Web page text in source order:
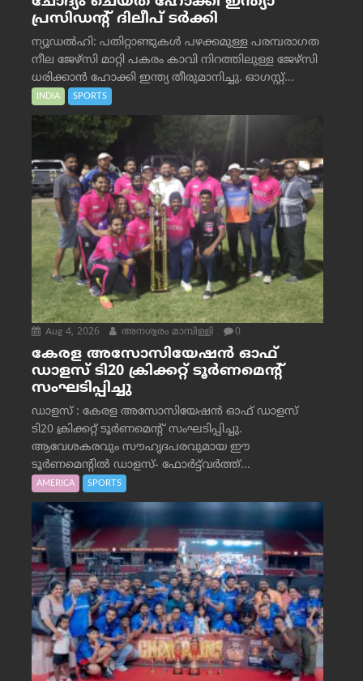
പ്രസിഡന്റ് ദിലീപ് ടര്‍ക്കി
ന്യൂഡൽഹി: പതിറ്റാണ്ടുകൾ പഴക്കമുള്ള പരമ്പരാഗത
നീല ജേഴ്‌സി മാറ്റി പകരം കാവി നിറത്തിലുള്ള ജേഴ്‌സി
ധരിക്കാൻ ഹോക്കി ഇന്ത്യ തീരുമാനിച്ചു. ഓഗസ്റ്റ്...
INDIA SPORTS
Aug 4, 2026 അനശ്വരം മാമ്പിള്ളി 0
കേരള അസോസിയേഷൻ ഓഫ്
ഡാളസ് ടി20 ക്രിക്കറ്റ് ടൂർണമെന്റ്
സംഘടിപ്പിച്ചു
ഡാളസ് : കേരള അസോസിയേഷൻ ഓഫ് ഡാളസ്
ടി20 ക്രിക്കറ്റ് ടൂർണമെന്റ് സംഘടിപ്പിച്ചു.
ആവേശകരവും സൗഹൃദപരവുമായ ഈ
ടൂർണമെന്റിൽ ഡാളസ്- ഫോർട്ട്‌വര്‍ത്ത്...
AMERICA SPORTS